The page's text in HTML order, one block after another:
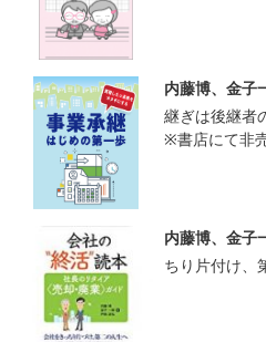
内藤博、金
継ぎは後継者
※書店にて非
内藤博、金
ちり片付け、